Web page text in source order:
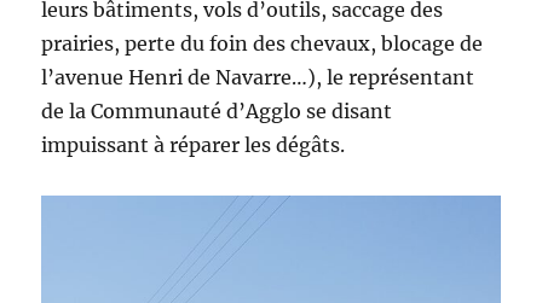
leurs bâtiments, vols d’outils, saccage des
prairies, perte du foin des chevaux, blocage de
l’avenue Henri de Navarre…), le représentant
de la Communauté d’Agglo se disant
impuissant à réparer les dégâts.